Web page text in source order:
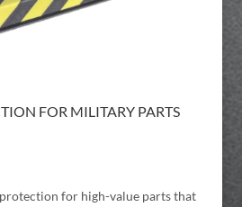
FOR MILITARY PARTS
for high-value parts that